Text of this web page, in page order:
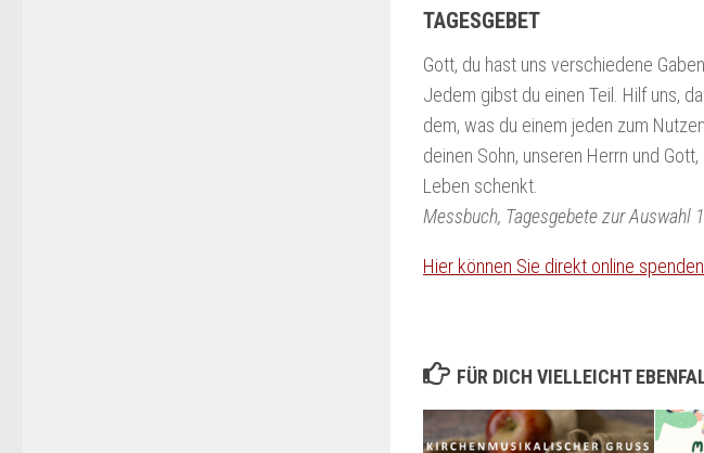
TAGESGEBET
Gott, du hast uns verschiedene
Jedem gibst du einen Teil. Hilf uns,
dem, was du einem jeden zum
deinen Sohn, unseren Herrn und
Leben schenkt.
Messbuch, Tagesgebete zur Auswahl
Hier können Sie direkt online
FÜR DICH VIELLEICHT